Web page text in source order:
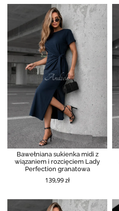
Bawełniana sukienka midi z
wiązaniem i rozcięciem Lady
Perfection granatowa
139,99 zł